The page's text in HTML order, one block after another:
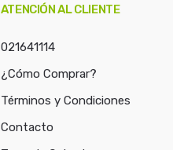
ATENCIÓN AL CLIENTE
021641114
¿Cómo Comprar?
Términos y Condiciones
Contacto